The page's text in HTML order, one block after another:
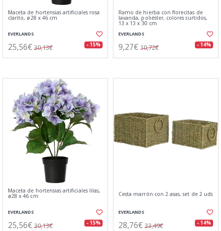
Maceta de hortensias artificiales rosa
clarito, ø28 x 46 cm
EVERLANDS
25,56€ 30,13€ - 15%
Ramo de hierba con florecitas de
lavanda, poliéster, colores surtidos,
13 x 13 x 30 cm
EVERLANDS
9,27€ 10,72€ - 14%
Maceta de hortensias artificiales lilas,
ø28 x 46 cm
EVERLANDS
25,56€ 30,13€ - 15%
Cesta marrón con 2 asas, set de 2 uds
EVERLANDS
28,76€ 33,49€ - 14%